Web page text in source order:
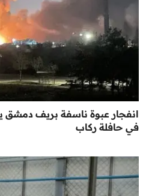
انفجار عبوة ناسفة بريف
في حافلة ركاب